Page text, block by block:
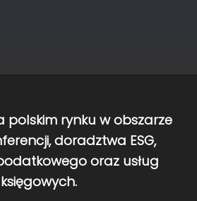
polskim rynku w obszarze
doradztwa ESG,
oraz usług
księgowych.